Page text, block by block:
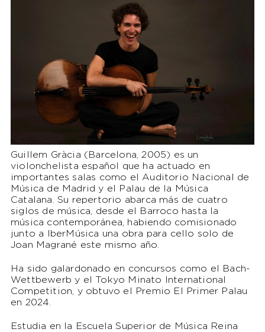
Guillem Gràcia (Barcelona, 2005) es un
violonchelista español que ha actuado en
importantes salas como el Auditorio Nacional de
Música de Madrid y el Palau de la Música
Catalana. Su repertorio abarca más de cuatro
siglos de música, desde el Barroco hasta la
música contemporánea, habiendo comisionado
junto a IberMúsica una obra para cello solo de
Joan Magrané este mismo año.
Ha sido galardonado en concursos como el Bach-
Wettbewerb y el Tokyo Minato International
Competition, y obtuvo el Premio El Primer Palau
en 2024.
Estudia en la Escuela Superior de Música Reina